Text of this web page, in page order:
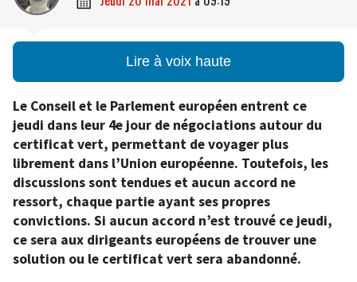
Lire à voix haute
Le Conseil et le Parlement européen entrent ce
jeudi dans leur 4e jour de négociations autour du
certificat vert, permettant de voyager plus
librement dans l’Union européenne. Toutefois, les
discussions sont tendues et aucun accord ne
ressort, chaque partie ayant ses propres
convictions. Si aucun accord n’est trouvé ce jeudi,
ce sera aux dirigeants européens de trouver une
solution ou le certificat vert sera abandonné.